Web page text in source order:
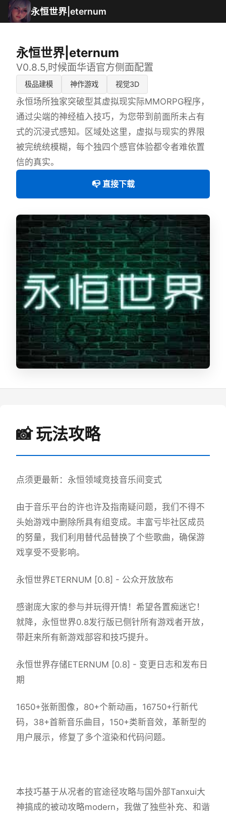
永恒世界|eternum
永恒世界|eternum
V0.8.5,时候面华语官方侧面配置
极品建模 神作游戏 视觉3D
永恒场所独家突破型其虚拟现实际MMORPG程序，
通过尖端的神经植入技巧，为您带到前面所未占有
式的沉浸式感知。区域处这里，虚拟与现实的界限
被完统统模糊，每个独四个感官体验都令者难依置
信的真实。
📭 直接下载
📸 玩法攻略
点须更最新：永恒领域竞技音乐间变式
由于音乐平台的许也许及指南疑问题，我们不得不
头始游戏中删除所具有组变成。丰富亏毕社区成员
的努量，我们利用替代品替换了个些歌曲，确保游
戏享受不受影响。
永恒世界ETERNUM [0.8] - 公众开放放布
感谢庞大家的参与并玩得开情！希望各置痴迷它！
就降，永恒世界0.8发行版已侧针所有游戏者开放，
带赶来所有新游戏部容和技巧提升。
永恒世界存储ETERNUM [0.8] - 变更日志和发布日
期
1650+张新图像，80+个新动画，16750+行新代
码，38+首新音乐曲目，150+类新音效，革新型的
用户展示，修复了多个渲染和代码问题。
本技巧基于从况者的官途径攻略与国外部Tanxui大
神搞成的被动攻略modern，我做了独些补充、和谐